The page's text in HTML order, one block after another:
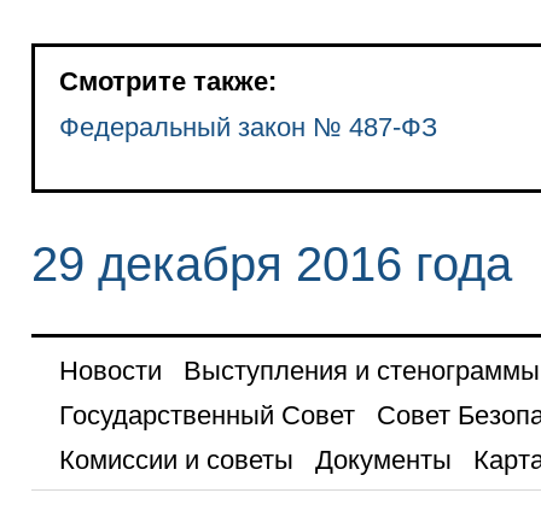
Смотрите также:
Федеральный закон № 487-ФЗ
29 декабря 2016 года
Новости
Выступления и стенограммы
Государственный Совет
Совет
Комиссии и советы
Документы